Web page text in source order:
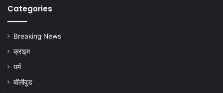
Categories
Breaking News
क्राइम
धर्म
बॉलीवुड